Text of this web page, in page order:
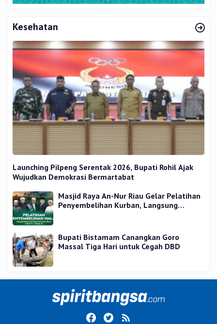
Kesehatan
Launching Pilpeng Serentak 2026, Bupati Rohil Ajak
Wujudkan Demokrasi Bermartabat
Masjid Raya An-Nur Riau Gelar Pelatihan
Penyembelihan Kurban, Langsung
Bupati Bistamam Canangkan Goro
Massal Tiga Hari untuk Cegah DBD